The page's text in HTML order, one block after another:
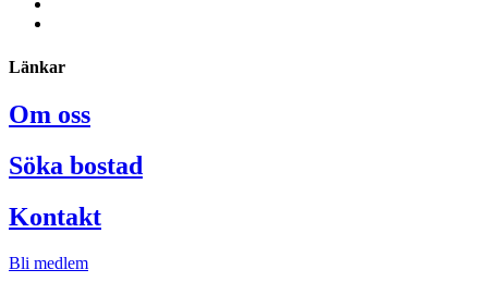
Länkar
Om oss
Söka bostad
Kontakt
Bli medlem